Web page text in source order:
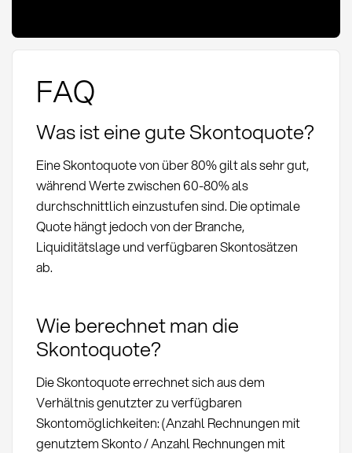
FAQ
Was ist eine gute Skontoquote?
Eine Skontoquote von über 80% gilt als sehr gut,
während Werte zwischen 60-80% als
durchschnittlich einzustufen sind. Die optimale
Quote hängt jedoch von der Branche,
Liquiditätslage und verfügbaren Skontosätzen
ab.
Wie berechnet man die
Skontoquote?
Die Skontoquote errechnet sich aus dem
Verhältnis genutzter zu verfügbaren
Skontomöglichkeiten: (Anzahl Rechnungen mit
genutztem Skonto / Anzahl Rechnungen mit